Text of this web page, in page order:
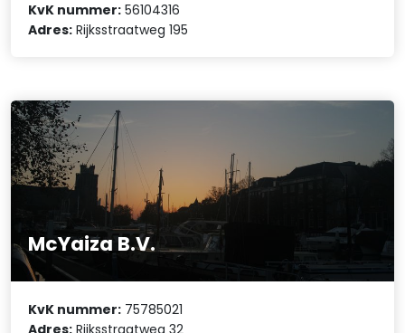
KvK nummer: 56104316
Adres: Rijksstraatweg 195
McYaiza B.V.
KvK nummer: 75785021
Adres: Rijksstraatweg 32